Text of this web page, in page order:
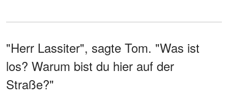
"Herr Lassiter", sagte Tom. "Was ist
los? Warum bist du hier auf der
Straße?"